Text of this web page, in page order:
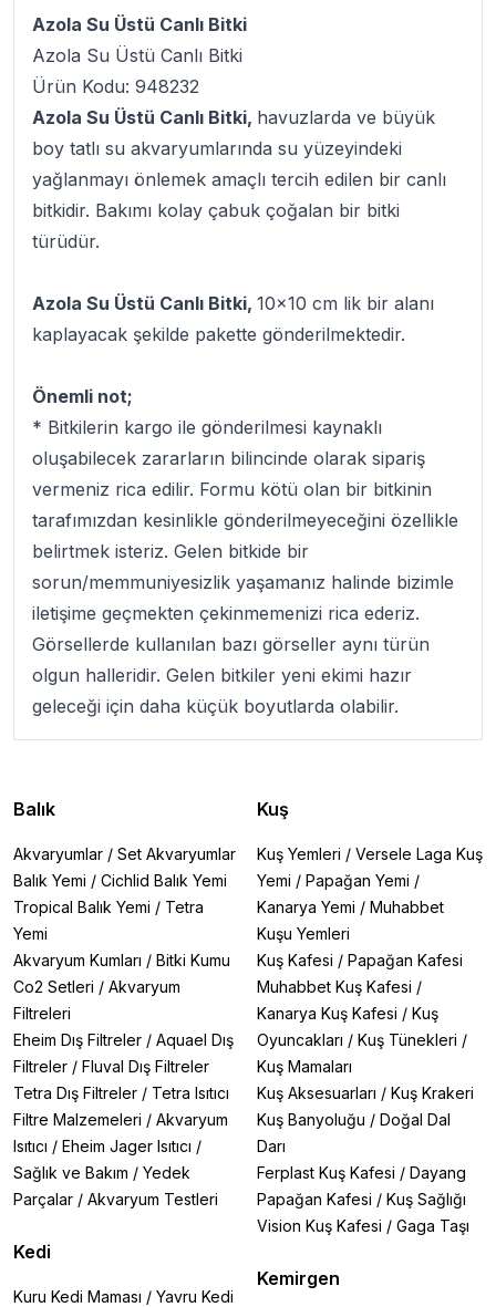
Azola Su Üstü Canlı Bitki
Azola Su Üstü Canlı Bitki
Ürün Kodu: 948232
Azola Su Üstü Canlı Bitki, havuzlarda ve büyük
boy tatlı su akvaryumlarında su yüzeyindeki
yağlanmayı önlemek amaçlı tercih edilen bir canlı
bitkidir. Bakımı kolay çabuk çoğalan bir bitki
türüdür.
Azola Su Üstü Canlı Bitki, 10x10 cm lik bir alanı
kaplayacak şekilde pakette gönderilmektedir.
Önemli not;
* Bitkilerin kargo ile gönderilmesi kaynaklı
oluşabilecek zararların bilincinde olarak sipariş
vermeniz rica edilir. Formu kötü olan bir bitkinin
tarafımızdan kesinlikle gönderilmeyeceğini özellikle
belirtmek isteriz. Gelen bitkide bir
sorun/memmuniyesizlik yaşamanız halinde bizimle
iletişime geçmekten çekinmemenizi rica ederiz.
Görsellerde kullanılan bazı görseller aynı türün
olgun halleridir. Gelen bitkiler yeni ekimi hazır
geleceği için daha küçük boyutlarda olabilir.
Balık
Akvaryumlar / Set Akvaryumlar
Balık Yemi / Cichlid Balık Yemi
Tropical Balık Yemi / Tetra
Yemi
Akvaryum Kumları / Bitki Kumu
Co2 Setleri / Akvaryum
Filtreleri
Eheim Dış Filtreler / Aquael Dış
Filtreler / Fluval Dış Filtreler
Tetra Dış Filtreler / Tetra Isıtıcı
Filtre Malzemeleri / Akvaryum
Isıtıcı / Eheim Jager Isıtıcı /
Sağlık ve Bakım / Yedek
Parçalar / Akvaryum Testleri
Kedi
Kuru Kedi Maması / Yavru Kedi
Kuş
Kuş Yemleri / Versele Laga Kuş
Yemi / Papağan Yemi /
Kanarya Yemi / Muhabbet
Kuşu Yemleri
Kuş Kafesi / Papağan Kafesi
Muhabbet Kuş Kafesi /
Kanarya Kuş Kafesi / Kuş
Oyuncakları / Kuş Tünekleri /
Kuş Mamaları
Kuş Aksesuarları / Kuş Krakeri
Kuş Banyoluğu / Doğal Dal
Darı
Ferplast Kuş Kafesi / Dayang
Papağan Kafesi / Kuş Sağlığı
Vision Kuş Kafesi / Gaga Taşı
Kemirgen